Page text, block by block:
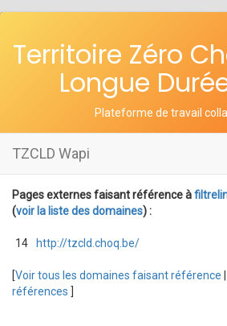
Territoire Zéro
Longue
Plateforme de travail
TZCLD Wapi
Pages externes faisant référence à
(voir la liste des domaines) :
14 http://tzcld.choq.be/
[Voir tous les domaines faisant référence
références